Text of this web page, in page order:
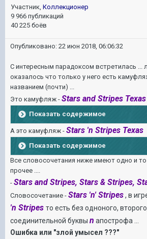
Участник, Коллекционер
9 966 публикаций
40 225 боёв
Опубликовано: 22 июн 2018, 06:06:32
C интересным парадоксом встретилась ...
оказалось что только у него есть
названием (почти) ...
Это камуфляж - Stars and Stripes Texas
Показать содержимое
А это камуфляж - Stars 'n Stripes Texas
Показать содержимое
Все словосочетания ниже имеют одно и
прочее ....
- Stars and Stripes, Stars & Stripes,
Словосочетание - Stars 'n' Stripes, в
'n Stripes то есть без одноного,
соединительной буквы n апострофа ...
Ошибка или "злой умысел ???"